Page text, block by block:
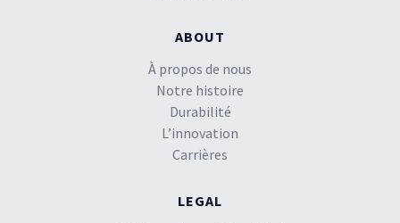
ABOUT
À propos de nous
Notre histoire
Durabilité
L’innovation
Carrières
LEGAL